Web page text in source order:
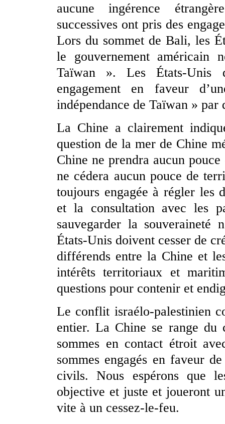
aucune ingérence
successives ont pris des
Lors du sommet de Bali, les
le gouvernement américain
Taïwan ». Les États-Unis
engagement en faveur
indépendance de Taïwan » par
La Chine a clairement
question de la mer de Chine
Chine ne prendra aucun
ne cédera aucun pouce de
toujours engagée à régler les
et la consultation avec les
sauvegarder la souveraineté
États-Unis doivent cesser de
différends entre la Chine et
intérêts territoriaux et
questions pour contenir et
Le conflit israélo-palestinien
entier. La Chine se range du
sommes en contact étroit
sommes engagés en faveur
civils. Nous espérons que
objective et juste et joueront
vite à un cessez-le-feu.